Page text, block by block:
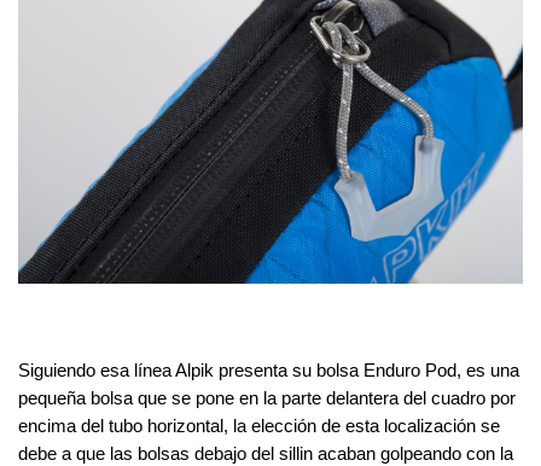
Siguiendo esa línea Alpik presenta su bolsa Enduro Pod, es una
pequeña bolsa que se pone en la parte delantera del cuadro por
encima del tubo horizontal, la elección de esta localización se
debe a que las bolsas debajo del sillin acaban golpeando con la